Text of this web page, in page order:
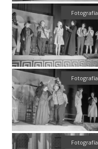
Fotografía
Fotografía
Fotografía